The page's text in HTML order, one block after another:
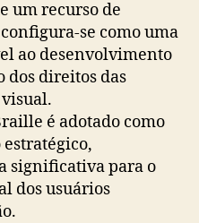
um recurso de
se como uma
ao desenvolvimento
dos direitos das
é adotado como
significativa para o
dos usuários